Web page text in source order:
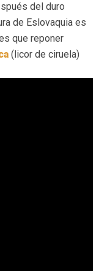
del duro
de Eslovaquia es
que reponer
(licor de ciruela)